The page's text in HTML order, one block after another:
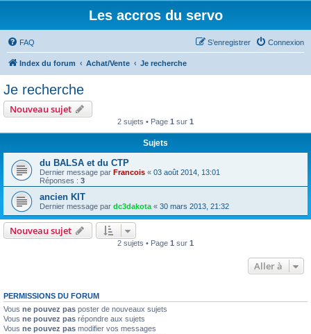
Les accros du servo
FAQ Connexion
S’enregistrer
Index du forum Achat/Vente Je recherche
Je recherche
Nouveau sujet
2 sujets • Page 1 sur 1
Sujets
du BALSA et du CTP
Dernier message par Francois « 03 août 2014, 13:01
Réponses : 3
ancien KIT
Dernier message par dc3dakota « 30 mars 2013, 21:32
Nouveau sujet
2 sujets • Page 1 sur 1
Aller à
PERMISSIONS DU FORUM
Vous ne pouvez pas poster de nouveaux sujets
Vous ne pouvez pas répondre aux sujets
Vous ne pouvez pas modifier vos messages